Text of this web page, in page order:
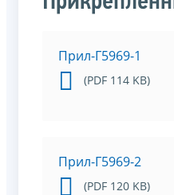
Прил-Г5969-1
(PDF 114 KB)
Прил-Г5969-2
(PDF 120 KB)